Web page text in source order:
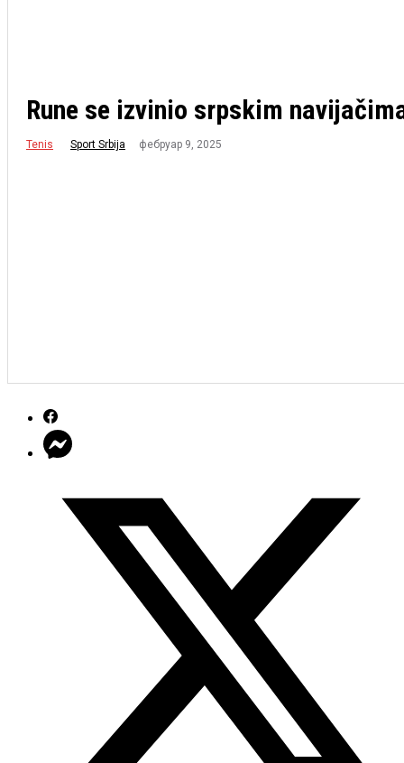
Rune se izvinio srpskim
Tenis Sport Srbija фебруар 9, 2025